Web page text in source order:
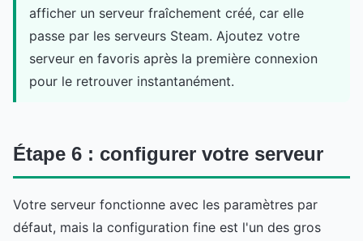
afficher un serveur fraîchement créé, car elle
passe par les serveurs Steam. Ajoutez votre
serveur en favoris après la première connexion
pour le retrouver instantanément.
Étape 6 : configurer votre serveur
Votre serveur fonctionne avec les paramètres par
défaut, mais la configuration fine est l'un des gros